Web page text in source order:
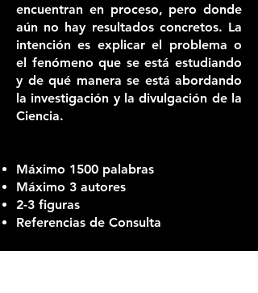
encuentran en proceso, pero donde
aún no hay resultados concretos. La
intención es explicar el problema o
el fenómeno que se está estudiando
y de qué manera se está abordando
la investigación y la divulgación de la
Ciencia.
Máximo 1500 palabras
Máximo 3 autores
2-3 figuras
Referencias de Consulta